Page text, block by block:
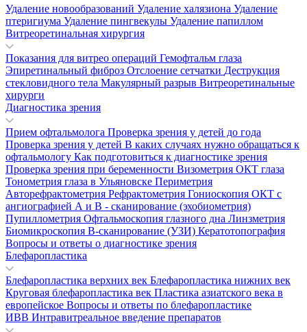
Удаление новообразований Удаление халязиона Удаление
птеригиума Удаление пингвекулы Удаление папиллом
Витреоретинальная хирургия
Показания для витрео операций Гемофтальм глаза
Эпиретинальный фиброз Отслоение сетчатки Деструкция
стекловидного тела Макулярный разрыв Витреоретинальные
хирурги
Диагностика зрения
Прием офтальмолога Проверка зрения у детей до года
Проверка зрения у детей В каких случаях нужно обращаться к
офтальмологу Как подготовиться к диагностике зрения
Проверка зрения при беременности Визометрия ОКТ глаза
Тонометрия глаза в Ульяновске Периметрия
Авторефрактометрия Рефрактометрия Гониоскопия ОКТ с
ангиографией А и В - сканирование (эхобиометрия)
Пупиллометрия Офтальмоскопия глазного дна Линзметрия
Биомикроскопия В-сканирование (УЗИ) Кератотопография
Вопросы и ответы о диагностике зрения
Блефаропластика
Блефаропластика верхних век Блефаропластика нижних век
Круговая блефаропластика век Пластика азиатского века в
европейское Вопросы и ответы по блефаропластике
ИВВ Интравитреальное введение препаратов